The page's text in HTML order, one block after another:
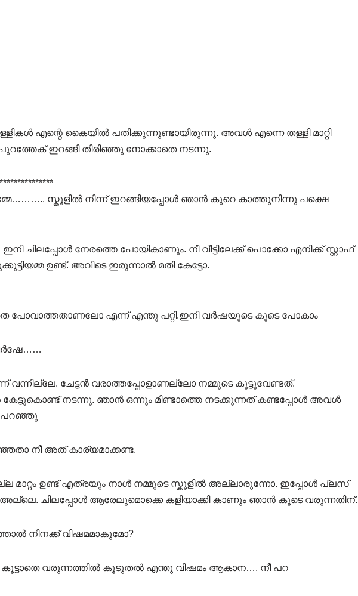
എന്റെ കൈയിൽ പതിക്കുന്നുണ്ടായിരുന്നു. അവൾ എന്നെ തള്ളി മാറ്റി
ഇറങ്ങി തിരിഞ്ഞു നോക്കാതെ നടന്നു.
സ്കൂളിൽ നിന്ന് ഇറങ്ങിയപ്പോൾ ഞാൻ കുറെ കാത്തുനിന്നു പക്ഷെ
ചിലപ്പോൾ നേരത്തെ പോയികാണും. നീ വീട്ടിലേക്ക് പൊക്കോ എനിക്ക് സ്റ്റാഫ്‌
ഉണ്ട്. അവിടെ ഇരുന്നാൽ മതി കേട്ടോ.
പോവാത്തതാണലോ എന്ന് എന്തു പറ്റി.ഇനി വർഷയുടെ കൂടെ പോകാം
വന്നില്ലേ. ചേട്ടൻ വരാത്തപ്പോളാണല്ലോ നമ്മുടെ കൂട്ടുവേണ്ടത്.
നടന്നു. ഞാൻ ഒന്നും മിണ്ടാത്തെ നടക്കുന്നത് കണ്ടപ്പോൾ അവൾ
പറഞ്ഞു
നീ അത് കാര്യമാക്കണ്ട.
മാറ്റം ഉണ്ട് എത്രയും നാൾ നമ്മുടെ സ്കൂളിൽ അല്ലാരുന്നോ. ഇപ്പോൾ പ്ലസ്‌
ചിലപ്പോൾ ആരേലുമൊക്കെ കളിയാക്കി കാണും ഞാൻ കൂടെ വരുന്നതിന്‌.
നിനക്ക് വിഷമമാകുമോ?
കൂട്ടാതെ വരുന്നത്തിൽ കൂടുതൽ എന്തു വിഷമം ആകാന…. നീ പറ